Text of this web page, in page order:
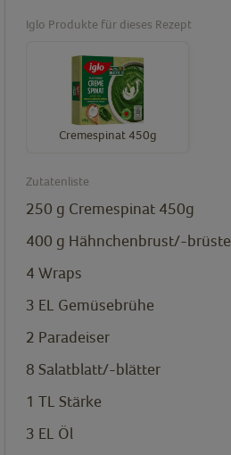
Iglo Produkte für dieses Rezept
Cremespinat 450g
Zutatenliste
250 g Cremespinat 450g
400 g Hähnchenbrust/-brüste
4 Wraps
3 EL Gemüsebrühe
2 Paradeiser
8 Salatblatt/-blätter
1 TL Stärke
3 EL Öl